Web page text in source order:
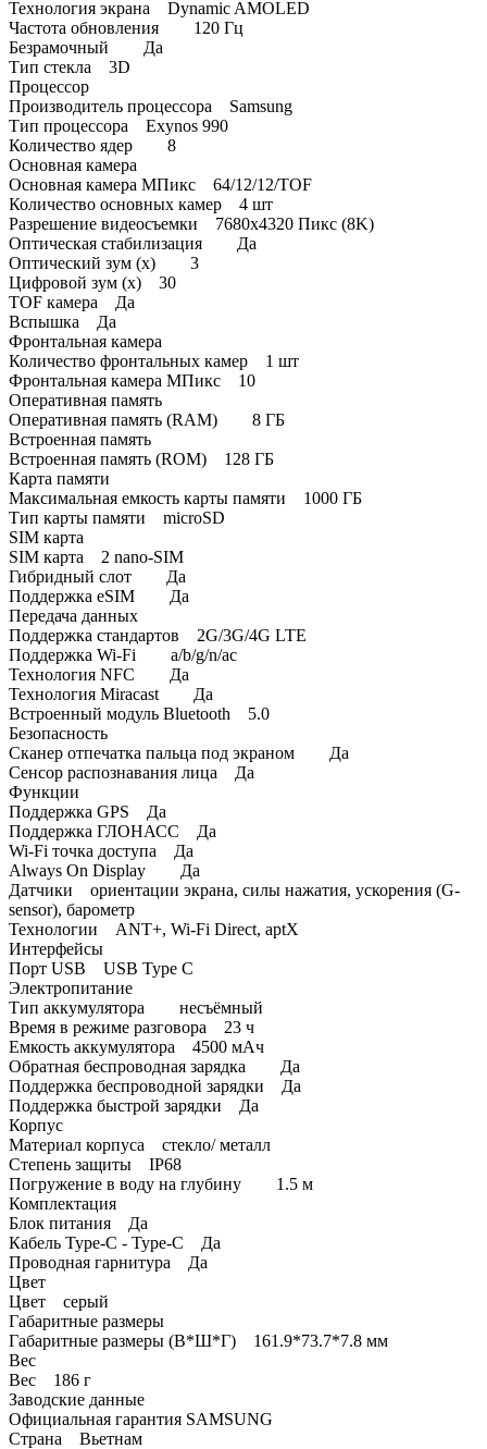
Технология экрана Dynamic AMOLED
Частота обновления 120 Гц
Безрамочный Да
Тип стекла 3D
Процессор
Производитель процессора Samsung
Тип процессора Exynos 990
Количество ядер 8
Основная камера
Основная камера МПикс 64/12/12/TOF
Количество основных камер 4 шт
Разрешение видеосъемки 7680x4320 Пикс (8K)
Оптическая стабилизация Да
Оптический зум (x) 3
Цифровой зум (x) 30
TOF камера Да
Вспышка Да
Фронтальная камера
Количество фронтальных камер 1 шт
Фронтальная камера МПикс 10
Оперативная память
Оперативная память (RAM) 8 ГБ
Встроенная память
Встроенная память (ROM) 128 ГБ
Карта памяти
Максимальная емкость карты памяти 1000 ГБ
Тип карты памяти microSD
SIM карта
SIM карта 2 nano-SIM
Гибридный слот Да
Поддержка eSIM Да
Передача данных
Поддержка стандартов 2G/3G/4G LTE
Поддержка Wi-Fi a/b/g/n/ac
Технология NFC Да
Технология Miracast Да
Встроенный модуль Bluetooth 5.0
Безопасность
Сканер отпечатка пальца под экраном Да
Сенсор распознавания лица Да
Функции
Поддержка GPS Да
Поддержка ГЛОНАСС Да
Wi-Fi точка доступа Да
Always On Display Да
Датчики ориентации экрана, силы нажатия, ускорения (G-
sensor), барометр
Технологии ANT+, Wi-Fi Direct, aptX
Интерфейсы
Порт USB USB Type C
Электропитание
Тип аккумулятора несъёмный
Время в режиме разговора 23 ч
Емкость аккумулятора 4500 мАч
Обратная беспроводная зарядка Да
Поддержка беспроводной зарядки Да
Поддержка быстрой зарядки Да
Корпус
Материал корпуса стекло/ металл
Степень защиты IP68
Погружение в воду на глубину 1.5 м
Комплектация
Блок питания Да
Кабель Type-C - Type-C Да
Проводная гарнитура Да
Цвет
Цвет серый
Габаритные размеры
Габаритные размеры (В*Ш*Г) 161.9*73.7*7.8 мм
Вес
Вес 186 г
Заводские данные
Официальная гарантия SAMSUNG
Страна Вьетнам